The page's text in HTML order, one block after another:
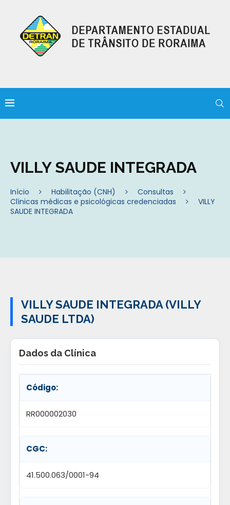
VILLY SAUDE INTEGRADA
Início Habilitação (CNH)
Consultas
Clínicas médicas e psicológicas credenciadas
VILLY
SAUDE INTEGRADA
VILLY SAUDE INTEGRADA (VILLY
SAUDE LTDA)
Dados da Clínica
Código:
RR000002030
CGC:
41.500.063/0001-94